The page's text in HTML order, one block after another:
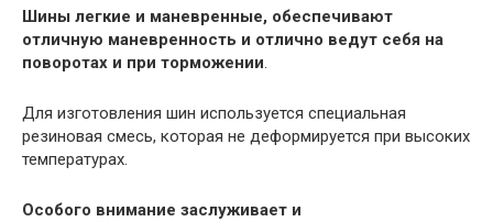
Шины легкие и маневренные, обеспечивают
отличную маневренность и отлично ведут себя на
поворотах и при торможении.
Для изготовления шин используется специальная
резиновая смесь, которая не деформируется при высоких
температурах.
Особого внимание заслуживает и